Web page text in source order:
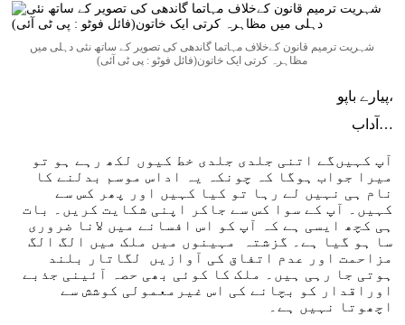
شہریت ترمیم قانون کےخلاف مہاتما گاندھی کی تصویر کے ساتھ نئی دہلی میں
مظاہرہ کرتی ایک خاتون(فائل فوٹو : پی ٹی آئی)
پیارے باپو،
آداب…
آپ کہیں‌گے اتنی جلدی جلدی خط کیوں لکھ رہے ہو تو
میرا جواب ہوگا کہ چونکہ یہ اداس موسم بدلنے کا
نام ہی نہیں لے رہا تو کیا کہیں اور پھر کس سے
کہیں۔ آپ کے سوا کس سے جاکر اپنی شکایت کریں۔ بات
ہی کچھ ایسی ہے کہ آپ کو اس افسانے میں لانا ضروری
سا ہو گیا ہے۔ گزشتہ مہینوں میں ملک میں الگ الگ
مزاحمت اور عدم اتفاق کی آوازیں لگاتار بلند
ہوتی جا رہی ہیں۔ ملک کا کوئی بھی حصہ آئینی جذبے
اوراقدار کو بچانے کی اس غیرمعمولی کوشش سے
اچھوتا نہیں ہے۔